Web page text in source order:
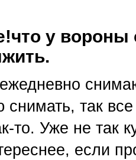
у
снимать, так
то. Уже не так
если